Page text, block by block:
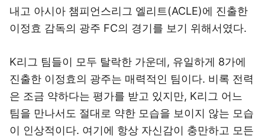
내고 아시아 챔피언스리그 엘리트(ACLE)에 진출한
이정효 감독의 광주 FC의 경기를 보기 위해서였다.
K리그 팀들이 모두 탈락한 가운데, 유일하게 8가에
진출한 이정효의 광주는 매력적인 팀이다. 비록 전력
은 조금 약하다는 평가를 받고 있지만, K리그 어느
팀을 만나서도 절대로 약한 모습을 보이지 않는 모습
이 인상적이다. 여기에 항상 자신감이 충만하고 모든